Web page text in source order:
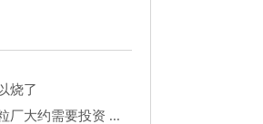
烧了
厂大约需要投资 ...